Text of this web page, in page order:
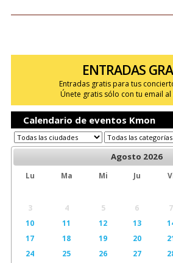
ENTRADAS
Entradas gratis para tus
Únete gratis sólo con tu email al
Calendario de eventos Kmon
Agosto 2026
Lu Ma Mi Ju
3
4 5 6 7
10
11 12 13
17
18 19 20
24
25 26 27